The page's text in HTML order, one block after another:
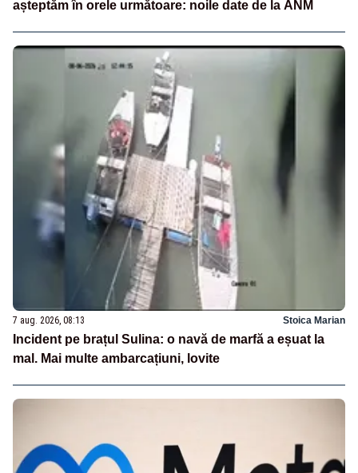
așteptăm în orele următoare: noile date de la ANM
7 aug. 2026, 08:13 Stoica Marian
Incident pe brațul Sulina: o navă de marfă a eșuat la
mal. Mai multe ambarcațiuni, lovite